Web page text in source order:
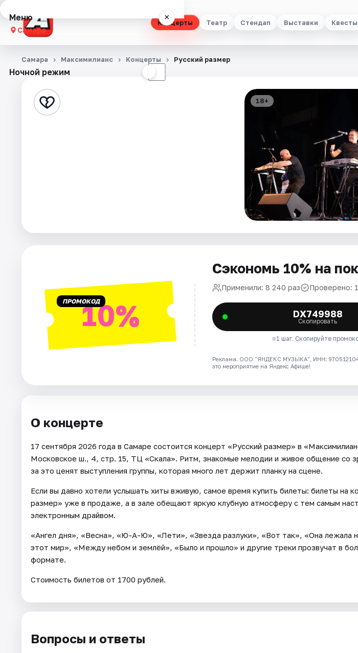
Концерты Театр Стендап Выставки Квесты
Меню ×
Самара
Концерты
Стендап
Артисты
Рейтинги
Ночной режим ☾
Самара Максимилианс Концерты Русский размер
18+
ПРОМОКОД10%
Сэкономь 10% на
Применили: 8 240 раз Проверено:
DX749988
Скопировать
1 шаг. Скопируйте
Реклама. ООО "ЯНДЕКС МУЗЫКА", ИНН:
это мероприятие на Яндекс Афише!
О концерте
17 сентября 2026 года в Самаре состоится концерт «Русский размер» в
Московское ш., 4, стр. 15, ТЦ «Скала». Ритм, знакомые мелодии и живое общение со
за это ценят выступления группы, которая много лет держит планку на сцене.
Если вы давно хотели услышать хиты вживую, самое время купить билеты: билеты на
размер» уже в продаже, а в зале обещают яркую клубную атмосферу с тем самым
электронным драйвом.
«Ангел дня», «Весна», «Ю-А-Ю», «Лети», «Звезда разлуки», «Вот так», «Она лежала
этот мир», «Между небом и землёй», «Было и прошло» и другие треки прозвучат в
формате.
Стоимость билетов от 1700 рублей.
Вопросы и ответы